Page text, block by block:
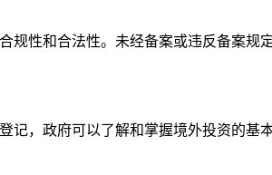
性和合法性。未经备案或违反备案规
，政府可以了解和掌握境外投资的基